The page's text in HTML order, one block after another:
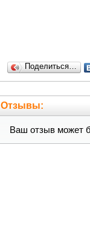
Поделиться…
Отзывы:
Ваш отзыв может